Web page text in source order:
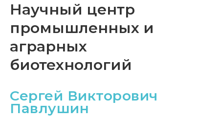
Научный центр
промышленных и
аграрных
биотехнологий
Сергей Викторович
Павлушин